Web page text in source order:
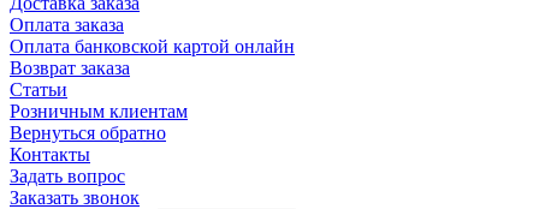
Оплата заказа
Оплата банковской картой онлайн
Возврат заказа
Статьи
Розничным клиентам
Вернуться обратно
Контакты
Задать вопрос
Заказать звонок